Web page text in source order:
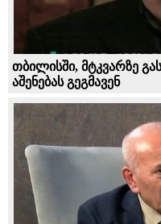
თბილისში, მტკვარზე
აშენებას გეგმავენ